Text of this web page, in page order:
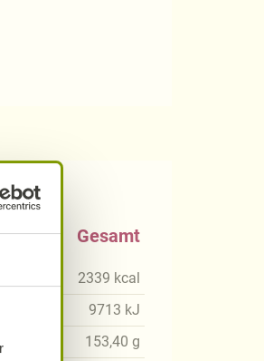
Gesamt
2339 kcal
9713 kJ
153,40 g